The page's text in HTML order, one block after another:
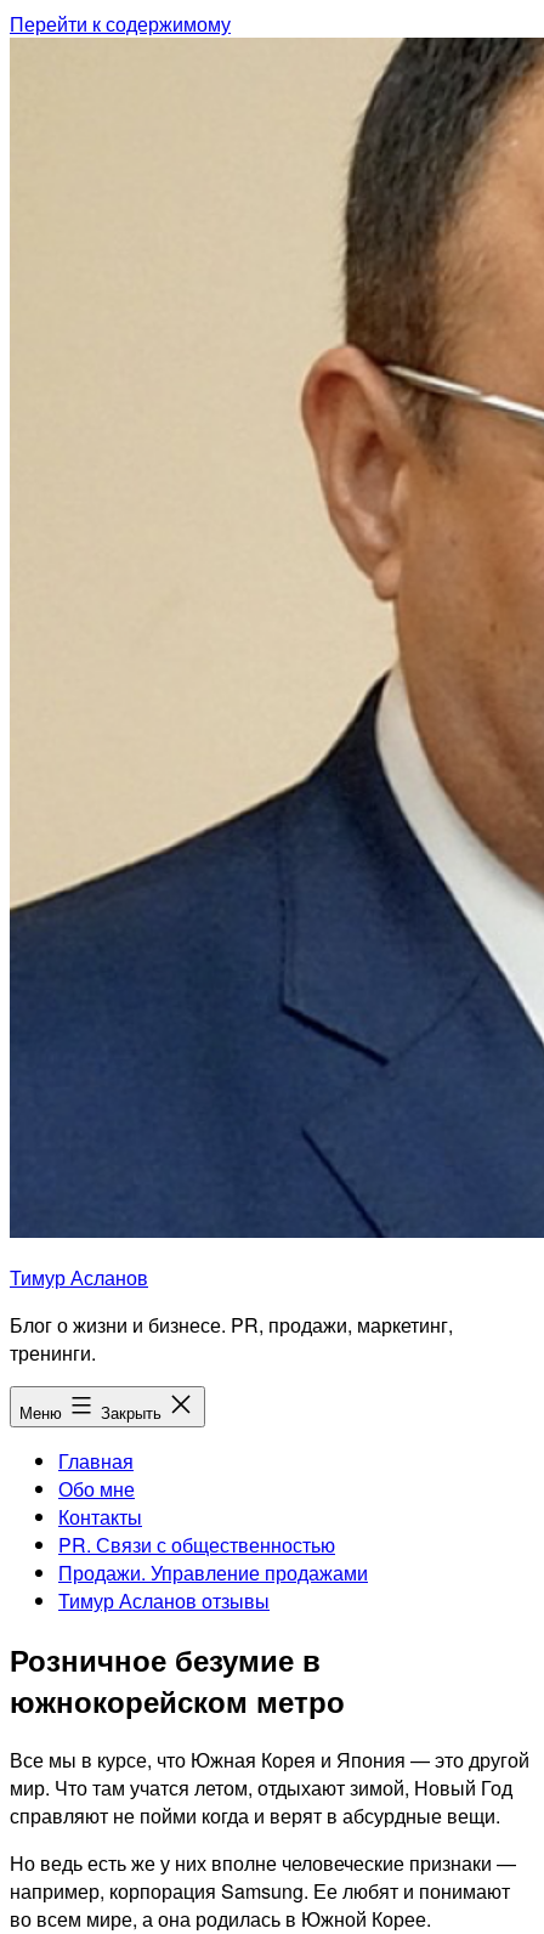
Перейти к содержимому
Тимур Асланов
Блог о жизни и бизнесе. PR, продажи, маркетинг,
тренинги.
Меню Закрыть
Главная
Обо мне
Контакты
PR. Связи с общественностью
Продажи. Управление продажами
Тимур Асланов отзывы
Розничное безумие в
южнокорейском метро
Все мы в курсе, что Южная Корея и Япония — это другой
мир. Что там учатся летом, отдыхают зимой, Новый Год
справляют не пойми когда и верят в абсурдные вещи.
Но ведь есть же у них вполне человеческие признаки —
например, корпорация Samsung. Ее любят и понимают
во всем мире, а она родилась в Южной Корее.